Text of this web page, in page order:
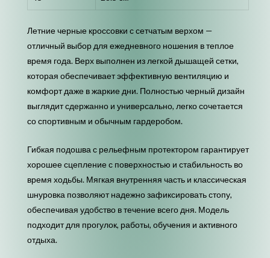
Летние черные кроссовки с сетчатым верхом —
отличный выбор для ежедневного ношения в теплое
время года. Верх выполнен из легкой дышащей сетки,
которая обеспечивает эффективную вентиляцию и
комфорт даже в жаркие дни. Полностью черный дизайн
выглядит сдержанно и универсально, легко сочетается
со спортивным и обычным гардеробом.
Гибкая подошва с рельефным протектором гарантирует
хорошее сцепление с поверхностью и стабильность во
время ходьбы. Мягкая внутренняя часть и классическая
шнуровка позволяют надежно зафиксировать стопу,
обеспечивая удобство в течение всего дня. Модель
подходит для прогулок, работы, обучения и активного
отдыха.